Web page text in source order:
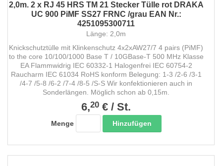
2,0m. 2 x RJ 45 HRS TM 21 Stecker Tülle rot DRAKA
UC 900 PiMF SS27 FRNC /grau EAN Nr.:
4251095300711
Länge: 2,0m
Knickschutztülle mit Klinkenschutz 4x2xAW27/7 4 pairs (PiMF)
to the core 10/100/1000 Base T / 10GBase-T 500 MHz Klasse
EA Flammwidrig IEC 60332-1 Halogenfrei IEC 60754-2
Raucharm IEC 61034 RoHS konform Belegung: 1-3 /2-6 /3-1
/4-7 /5-8 /6-2 /7-4 /8-5 /S-S Wir konfektionieren auch in
Sonderlängen. Möglich schon ab 0,15m.
6,20 € / St.
Menge Hinzufügen